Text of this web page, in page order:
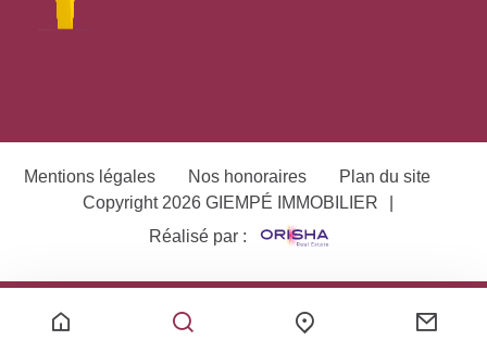
Mentions légales Nos honoraires
Plan du site
Copyright 2026 GIEMPÉ IMMOBILIER
Réalisé par :